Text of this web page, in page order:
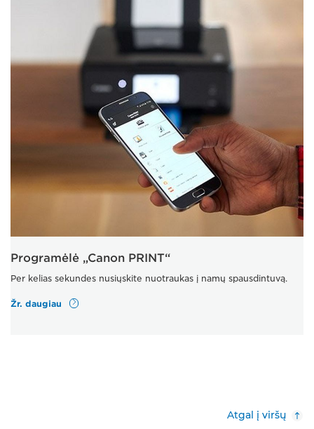
Programėlė „Canon PRINT“
Per kelias sekundes nusiųskite nuotraukas į namų spausdintuvą.
Žr. daugiau
Atgal į viršų